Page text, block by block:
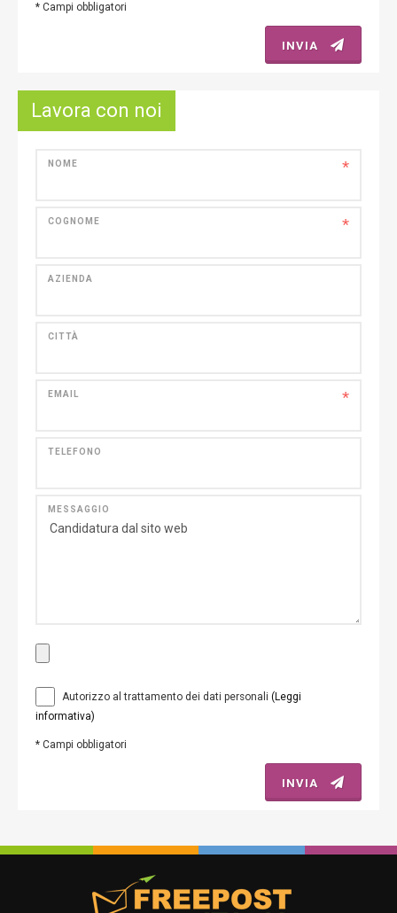
* Campi obbligatori
INVIA
Lavora con noi
*
NOME
*
COGNOME
AZIENDA
CITTÀ
*
EMAIL
TELEFONO
MESSAGGIO
Autorizzo al trattamento dei dati personali (Leggi
informativa)
* Campi obbligatori
INVIA